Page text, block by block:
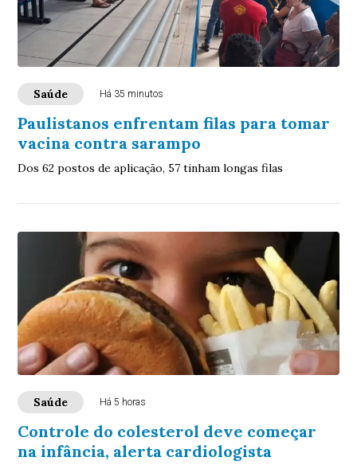
Saúde Há 35 minutos
Paulistanos enfrentam filas para tomar
vacina contra sarampo
Dos 62 postos de aplicação, 57 tinham longas filas
Saúde Há 5 horas
Controle do colesterol deve começar
na infância, alerta cardiologista